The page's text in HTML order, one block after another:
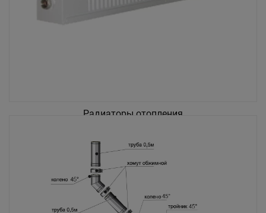
Радиаторы отопления